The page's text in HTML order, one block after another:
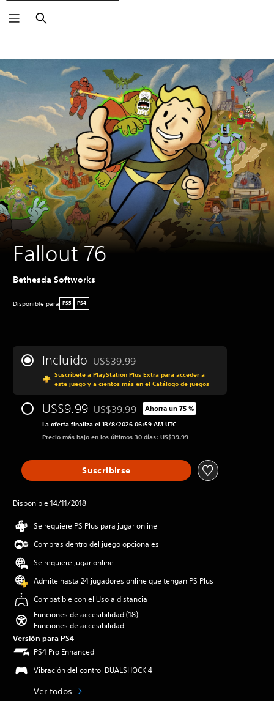
Buscar
Fallout 76
Bethesda Softworks
Disponible para PS5 PS4
Incluido Rebajado del precio original de US$39.99
US$39.99
Suscríbete a PlayStation Plus Extra para acceder a
este juego y a cientos más en el Catálogo de juegos
US$9.99 Rebajado del precio original de US$39.99
US$39.99 Ahorra un 75 %
La oferta finaliza el 13/8/2026 06:59 AM UTC
Precio más bajo en los últimos 30 días: US$39.99
Suscribirse
Disponible 14/11/2018
Se requiere PS Plus para jugar online
Compras dentro del juego opcionales
Se requiere jugar online
Admite hasta 24 jugadores online que tengan PS Plus
Compatible con el Uso a distancia
Funciones de accesibilidad (18)
Funciones de accesibilidad
Versión para PS4
PS4 Pro Enhanced
Vibración del control DUALSHOCK 4
Ver todos